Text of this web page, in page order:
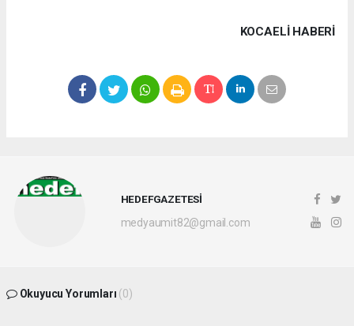
KOCAELI HABERİ
HEDEFGAZETESİ
medyaumit82@gmail.com
Okuyucu Yorumları (0)